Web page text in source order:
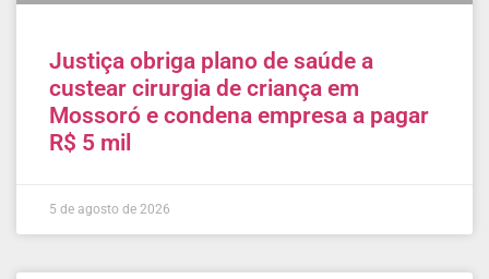
Justiça obriga plano de saúde a
custear cirurgia de criança em
Mossoró e condena empresa a pagar
R$ 5 mil
5 de agosto de 2026